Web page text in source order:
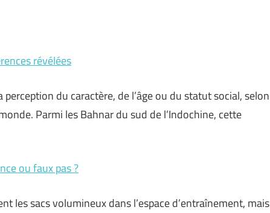
révélées
du caractère, de l’âge ou du statut social, selon
Parmi les Bahnar du sud de l’Indochine, cette
ou faux pas ?
les sacs volumineux dans l’espace d’entraînement, mais